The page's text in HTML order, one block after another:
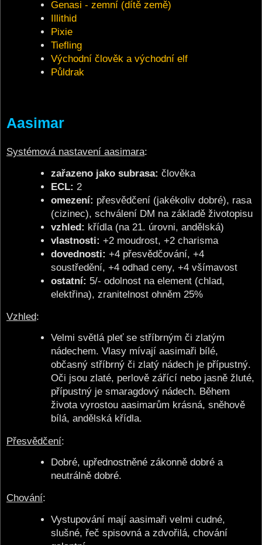
Genasi - zemní (dítě země)
Illithid
Pixie
Tiefling
Východní člověk a východní elf
Půldrak
Aasimar
Systémová nastavení aasimara:
zařazeno jako subrasa: člověka
ECL: 2
omezení: přesvědčení (jakékoliv dobré), rasa
(cizinec), schválení DM na základě životopisu
vzhled: křídla (na 21. úrovni, andělská)
vlastnosti: +2 moudrost, +2 charisma
dovednosti: +4 přesvědčování, +4
soustředění, +4 odhad ceny, +4 všímavost
ostatní: 5/- odolnost na element (chlad,
elektřina), zranitelnost ohněm 25%
Vzhled:
Velmi světlá pleť se stříbrným či zlatým
nádechem. Vlasy mívají aasimaři bílé,
občasný stříbrný či zlatý nádech je přípustný.
Oči jsou zlaté, perlově zářící nebo jasně žluté,
přípustný je smaragdový nádech. Během
života vyrostou aasimarům krásná, sněhově
bílá, andělská křídla.
Přesvědčení:
Dobré, upřednostněné zákonně dobré a
neutrálně dobré.
Chování:
Vystupování mají aasimaři velmi cudné,
slušné, řeč spisovná a zdvořilá, chování